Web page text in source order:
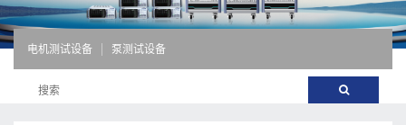
电机测试设备 泵测试设备